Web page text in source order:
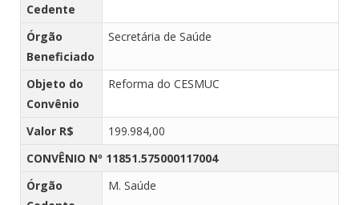
Cedente
Órgão
Beneficiado
Secretária de Saúde
Objeto do
Convênio
Reforma do CESMUC
Valor R$
199.984,00
CONVÊNIO Nº 11851.575000117004
Órgão
M. Saúde